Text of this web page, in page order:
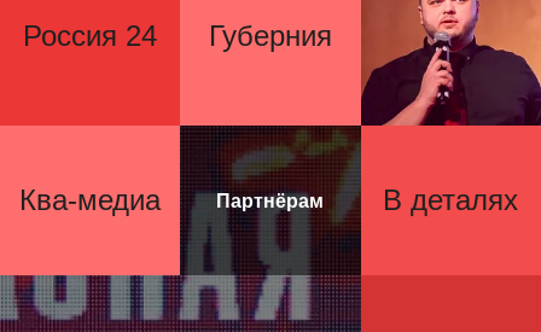
Россия 24 Губерния
Ква-медиа Партнёрам В деталях